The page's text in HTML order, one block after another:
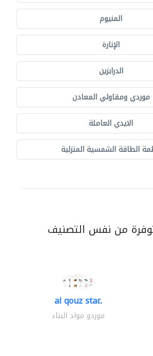
المنيوم
الإنارة
الدرابزين
موردي ومقاولي المعادن
الايدي العاملة
الطاقة الشمسية المنزلية
من نفس التصنيف
al qouz star..
موردو مواد البناء